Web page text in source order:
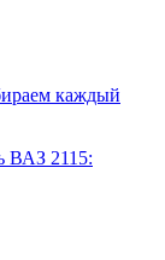
каждый
ВАЗ 2115: